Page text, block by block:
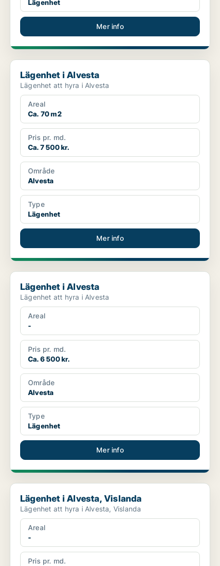
Lägenhet
Mer info
Lägenhet i Alvesta
Lägenhet i Alvesta
Lägenhet att hyra i Alvesta
Areal
Ca. 70 m2
Pris pr. md.
Ca. 7 500 kr.
Område
Alvesta
Type
Lägenhet
Mer info
Lägenhet i Alvesta
Lägenhet i Alvesta
Lägenhet att hyra i Alvesta
Areal
-
Pris pr. md.
Ca. 6 500 kr.
Område
Alvesta
Type
Lägenhet
Mer info
Lägenhet i Alvesta, Vislanda
Lägenhet i Alvesta, Vislanda
Lägenhet att hyra i Alvesta, Vislanda
Areal
-
Pris pr. md.